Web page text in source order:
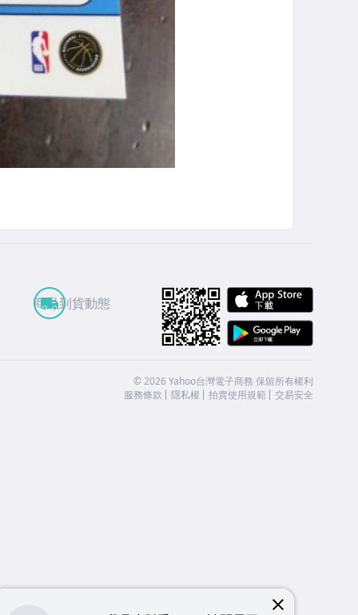
商品到貨動態
©2026 Yahoo台灣電子商務 保留所有權利
服務條款
隱私權 拍賣使用規範 交易安全